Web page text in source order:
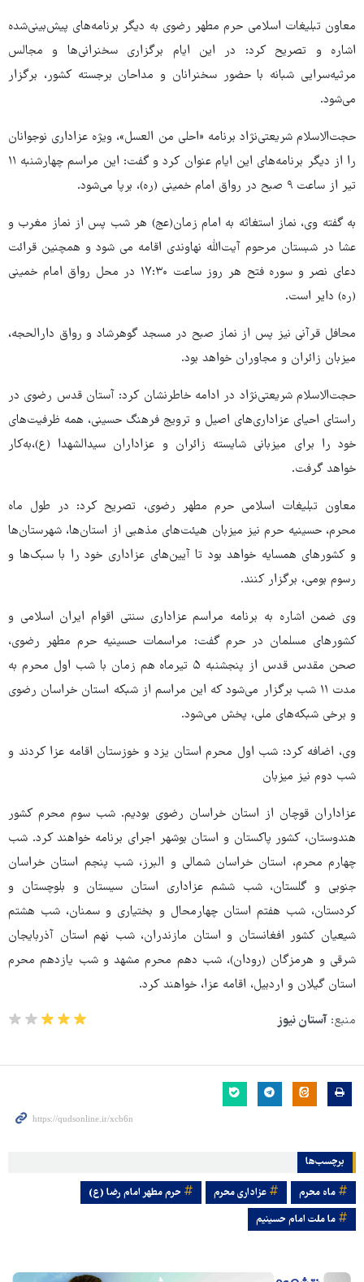
معاون تبلیغات اسلامی حرم مطهر رضوی به دیگر برنامه‌های پیش‌بینی‌شده
اشاره و تصریح کرد: در این ایام برگزاری سخنرانی‌ها و مجالس
مرثیه‌سرایی شبانه با حضور سخنرانان و مداحان برجسته کشور، برگزار
می‌شود.
حجت‌الاسلام شریعتی‌نژاد برنامه «احلی من العسل»، ویژه عزاداری نوجوانان
را از دیگر برنامه‌های این ایام عنوان کرد و گفت: این مراسم چهارشنبه ۱۱
تیر از ساعت ۹ صبح در رواق امام خمینی (ره)، برپا می‌شود.
به گفته وی، نماز استغاثه به امام زمان(عج) هر شب پس از نماز مغرب و
عشا در شبستان مرحوم آیت‌الله نهاوندی اقامه می شود و همچنین قرائت
دعای نصر و سوره فتح هر روز ساعت ۱۷:۳۰ در محل رواق امام خمینی
(ره) دایر است.
محافل قرآنی نیز پس از نماز صبح در مسجد گوهرشاد و رواق دارالحجه،
میزبان زائران و مجاوران خواهد بود.
حجت‌الاسلام شریعتی‌نژاد در ادامه خاطرنشان کرد: آستان قدس رضوی در
راستای احیای عزاداری‌های اصیل و ترویج فرهنگ حسینی، همه ظرفیت‌های
خود را برای میزبانی شایسته زائران و عزاداران سیدالشهدا (ع)،به‌کار
خواهد گرفت.
معاون تبلیغات اسلامی حرم مطهر رضوی، تصریح کرد: در طول ماه
محرم، حسینیه حرم نیز میزبان هیئت‌های مذهبی از استان‌ها، شهرستان‌ها
و کشورهای همسایه خواهد بود تا آیین‌های عزاداری خود را با سبک‌ها و
رسوم بومی، برگزار کنند.
وی ضمن اشاره به برنامه مراسم عزاداری سنتی اقوام ایران اسلامی و
کشورهای مسلمان در حرم گفت: مراسمات حسینیه حرم مطهر رضوی،
صحن مقدس قدس از پنجشنبه ۵ تیرماه هم زمان با شب اول محرم به
مدت ۱۱ شب برگزار می‌شود که این مراسم از شبکه استان خراسان رضوی
و برخی شبکه‌های ملی، پخش می‌شود.
وی، اضافه کرد: شب اول محرم استان یزد و خوزستان اقامه عزا کردند و
شب دوم نیز میزبان
عزاداران قوچان از استان خراسان رضوی بودیم. شب سوم محرم کشور
هندوستان، کشور پاکستان و استان بوشهر اجرای برنامه خواهند کرد. شب
چهارم محرم، استان خراسان شمالی و البرز، شب پنجم استان خراسان
جنوبی و گلستان، شب ششم عزاداری استان سیستان و بلوچستان و
کردستان، شب هفتم استان چهارمحال و بختیاری و سمنان، شب هشتم
شیعیان کشور افغانستان و استان مازندران، شب نهم استان آذربایجان
شرقی و هرمزگان (رودان)، شب دهم محرم مشهد و شب یازدهم محرم
استان گیلان و اردبیل، اقامه عزا، خواهند کرد.
منبع: آستان نیوز
برچسب‌ها
ماه محرم عزاداری محرم
حرم مطهر امام رضا (ع)
ما ملت امام حسینیم